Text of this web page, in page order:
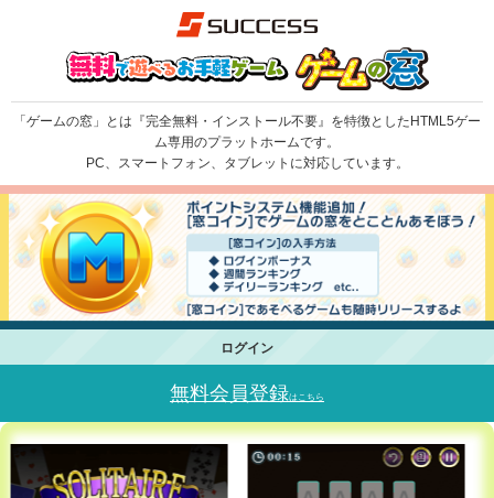
「ゲームの窓」とは『完全無料・インストール不要』を特徴としたHTML5ゲー
ム専用のプラットホームです。
PC、スマートフォン、タブレットに対応しています。
ログイン
無料会員登録はこちら